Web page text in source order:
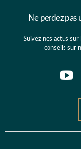
Ne perdez pas
Suivez nos actus sur
conseils sur